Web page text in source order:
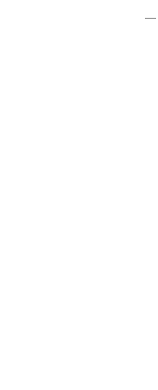
—